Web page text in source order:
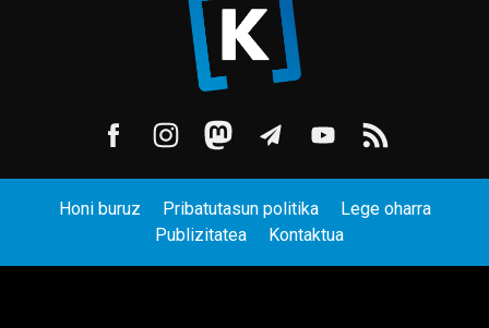
Honi buruz Pribatutasun politika
Lege oharra
Publizitatea
Kontaktua